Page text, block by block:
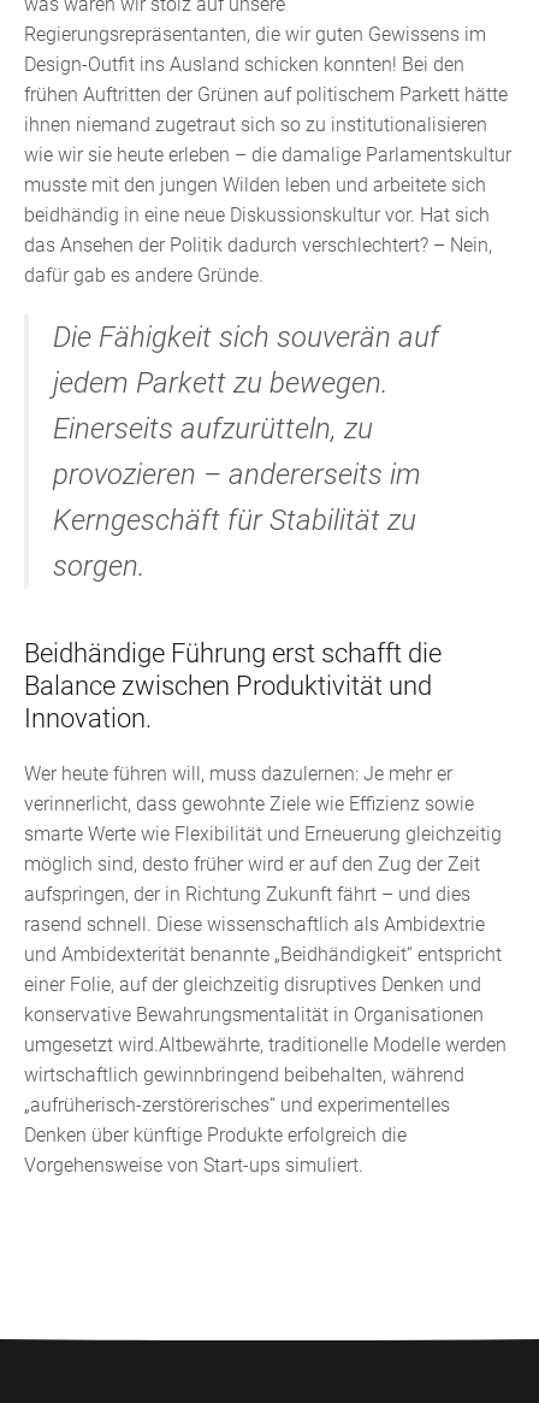
Regierungsrepräsentanten, die wir guten Gewissens im
Design-Outfit ins Ausland schicken konnten! Bei den
frühen Auftritten der Grünen auf politischem Parkett hätte
ihnen niemand zugetraut sich so zu institutionalisieren
wie wir sie heute erleben – die damalige Parlamentskultur
musste mit den jungen Wilden leben und arbeitete sich
beidhändig in eine neue Diskussionskultur vor. Hat sich
das Ansehen der Politik dadurch verschlechtert? – Nein,
dafür gab es andere Gründe.
Die Fähigkeit sich souverän auf
jedem Parkett zu bewegen.
Einerseits aufzurütteln, zu
provozieren – andererseits im
Kerngeschäft für Stabilität zu
sorgen.
Beidhändige Führung erst schafft die
Balance zwischen Produktivität und
Innovation.
Wer heute führen will, muss dazulernen: Je mehr er
verinnerlicht, dass gewohnte Ziele wie Effizienz sowie
smarte Werte wie Flexibilität und Erneuerung gleichzeitig
möglich sind, desto früher wird er auf den Zug der Zeit
aufspringen, der in Richtung Zukunft fährt – und dies
rasend schnell. Diese wissenschaftlich als Ambidextrie
und Ambidexterität benannte „Beidhändigkeit“ entspricht
einer Folie, auf der gleichzeitig disruptives Denken und
konservative Bewahrungsmentalität in Organisationen
umgesetzt wird.Altbewährte, traditionelle Modelle werden
wirtschaftlich gewinnbringend beibehalten, während
„aufrüherisch-zerstörerisches“ und experimentelles
Denken über künftige Produkte erfolgreich die
Vorgehensweise von Start-ups simuliert.